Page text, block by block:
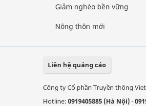
Giảm nghèo bền vững
Nông thôn mới
Liên hệ quảng cáo
Công ty Cổ phần Truyền thông
Hotline: 0919405885 (Hà Nội)-